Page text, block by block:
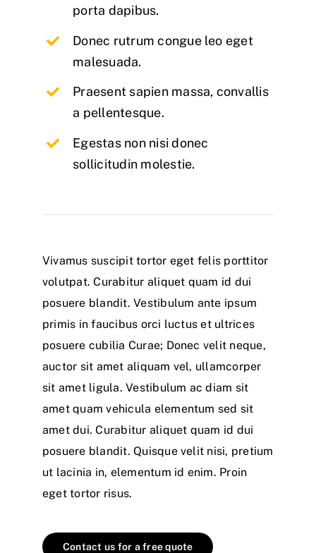
porta dapibus.
Donec rutrum congue leo eget
malesuada.
Praesent sapien massa, convallis
a pellentesque.
Egestas non nisi donec
sollicitudin molestie.
Vivamus suscipit tortor eget felis porttitor
volutpat. Curabitur aliquet quam id dui
posuere blandit. Vestibulum ante ipsum
primis in faucibus orci luctus et ultrices
posuere cubilia Curae; Donec velit neque,
auctor sit amet aliquam vel, ullamcorper
sit amet ligula. Vestibulum ac diam sit
amet quam vehicula elementum sed sit
amet dui. Curabitur aliquet quam id dui
posuere blandit. Quisque velit nisi, pretium
ut lacinia in, elementum id enim. Proin
eget tortor risus.
Contact us for a free quote